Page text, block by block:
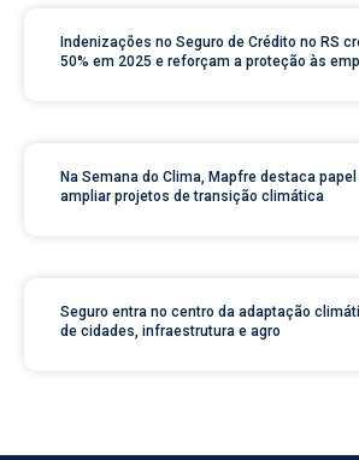
Indenizações no Seguro de Crédito no RS
50% em 2025 e reforçam a proteção às
Na Semana do Clima, Mapfre destaca
ampliar projetos de transição climática
Seguro entra no centro da adaptação
de cidades, infraestrutura e agro